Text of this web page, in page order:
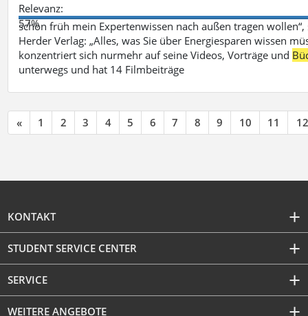
Relevanz:
57%
schon früh mein Expertenwissen nach außen tragen
Herder Verlag: „Alles, was Sie über Energiesparen wissen
konzentriert sich nurmehr auf seine Videos, Vorträge und
unterwegs und hat 14 Filmbeiträge
« 1 2 3 4 5 6 7 8 9 10 11 12
KONTAKT
STUDENT SERVICE CENTER
SERVICE
WEITERE ANGEBOTE